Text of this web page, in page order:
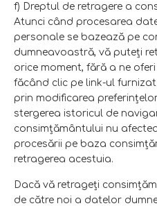
f) Dreptul de retragere a
Atunci când procesarea
personale se bazează pe
dumneavoastră, vă puteţi
orice moment, fără a ne
făcând clic pe link-ul
prin modificarea
stergerea istoricul de
consimţământului nu
procesării pe baza
retragerea acestuia.
Dacă vă retrageţi
de către noi a datelor